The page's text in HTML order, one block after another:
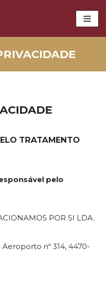
TRATAMENTO
pelo
POR SI LDA.
nº 314, 4470-